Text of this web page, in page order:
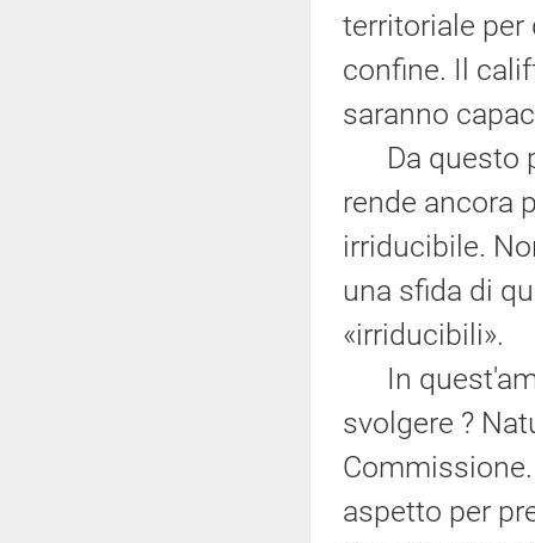
territoriale per
confine. Il
saranno
Da questo
rende ancora
irriducibile.
una sfida di
«irriducibili».
In
svolgere ?
aspetto per